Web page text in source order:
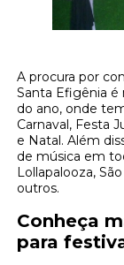
A procura por
Santa Efigênia
do ano, onde
Carnaval, Festa
e Natal. Além
de música em
Lollapalooza,
outros.
Conheça
para